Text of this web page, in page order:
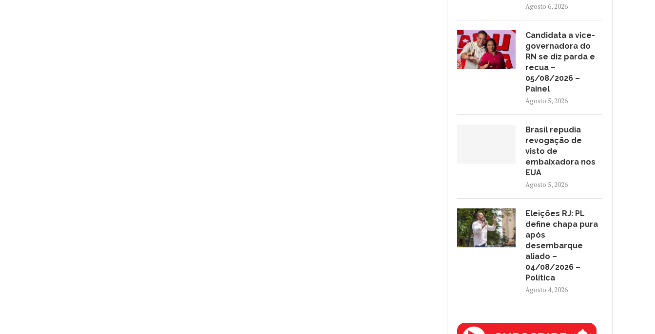
Agosto 6, 2026
Candidata a vice-
governadora do
RN se diz parda e
recua –
05/08/2026 –
Painel
Agosto 5, 2026
Brasil repudia
revogação de
visto de
embaixadora nos
EUA
Agosto 5, 2026
Eleições RJ: PL
define chapa pura
após
desembarque
aliado –
04/08/2026 –
Política
Agosto 4, 2026